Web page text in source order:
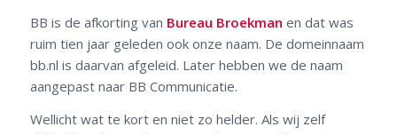
BB is de afkorting van Bureau Broekman en dat was
ruim tien jaar geleden ook onze naam. De domeinnaam
bb.nl is daarvan afgeleid. Later hebben we de naam
aangepast naar BB Communicatie.
Wellicht wat te kort en niet zo helder. Als wij zelf